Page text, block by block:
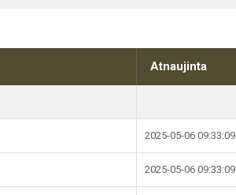
Atnaujinta
2025-05-06 09:33:09
2025-05-06 09:33:09